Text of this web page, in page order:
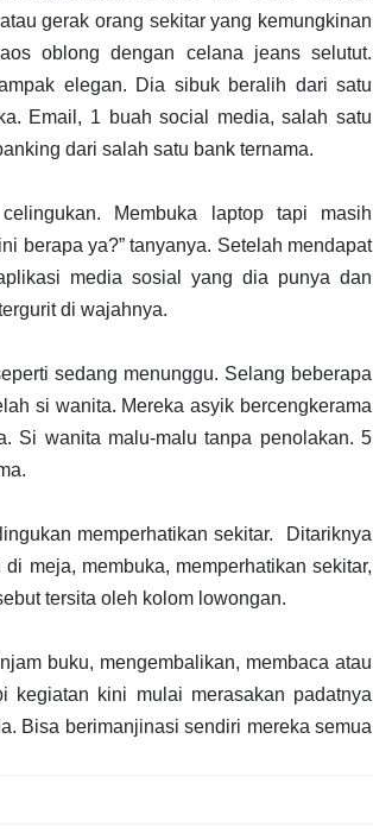
gerak orang sekitar yang kemungkinan
oblong dengan celana jeans selutut.
elegan. Dia sibuk beralih dari satu
Email, 1 buah social media, salah satu
dari salah satu bank ternama.
Membuka laptop tapi masih
berapa ya?” tanyanya. Setelah mendapat
media sosial yang dia punya dan
di wajahnya.
sedang menunggu. Selang beberapa
si wanita. Mereka asyik bercengkerama
Si wanita malu-malu tanpa penolakan. 5
memperhatikan sekitar.
Ditariknya
meja, membuka, memperhatikan sekitar,
tersita oleh kolom lowongan.
buku, mengembalikan, membaca atau
kegiatan kini mulai merasakan padatnya
Bisa berimanjinasi sendiri mereka semua